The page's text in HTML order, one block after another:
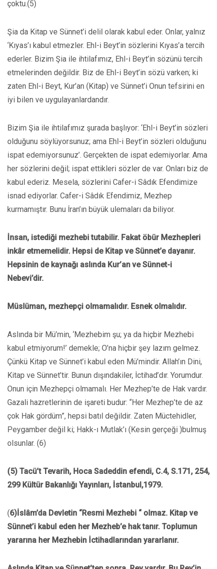
çoktu.(5)
Şia da Kitap ve Sünnet’i delil olarak kabul eder. Onlar, yalnız
‘Kıyas’ı kabul etmezler. Ehl-i Beyt’in sözlerini Kıyas’a tercih
ederler. Bizim Şia ile ihtilafımız, Ehl-i Beyt’in sözünü tercih
etmelerinden değildir. Biz de Ehl-i Beyt’in sözü varken; ki
zaten Ehl-i Beyt, Kur’an (Kitap) ve Sünnet’i Onun tefsirini en
iyi bilen ve uygulayanlardandır.
Bizim Şia ile ihtilafımız şurada başlıyor: ‘Ehl-i Beyt’in sözleri
olduğunu söylüyorsunuz; ama Ehl-i Beyt’in sözleri olduğunu
ispat edemiyorsunuz’. Gerçekten de ispat edemiyorlar. Ama
her sözlerini değil; ispat ettikleri sözler de var. Onları biz de
kabul ederiz. Mesela, sözlerini Cafer-i Sâdık Efendimize
isnad ediyorlar. Cafer-i Sâdık Efendimiz, Mezhep
kurmamıştır. Bunu İran’ın büyük ulemaları da biliyor.
İnsan, istediği mezhebi tutabilir. Fakat öbür Mezhepleri
inkâr etmemelidir. Hepsi de Kitap ve Sünnet’e dayanır.
Hepsinin de kaynağı aslında Kur’an ve Sünnet-i
Nebevi’dir.
Müslüman, mezhepçi olmamalıdır. Esnek olmalıdır.
Aslında bir Mü’min, ‘Mezhebim şu; ya da hiçbir Mezhebi
kabul etmiyorum!’ demekle; O’na hiçbir şey lazım gelmez.
Çünkü Kitap ve Sünnet’i kabul eden Mü’mindir. Allah’ın Dini,
Kitap ve Sünnet’tir. Bunun dışındakiler, İctihad’dır. Yorumdur.
Onun için Mezhepçi olmamalı. Her Mezhep’te de Hak vardır.
Gazali hazretlerinin de işareti budur: “Her Mezhep’te de az
çok Hak gördüm”, hepsi batıl değildir. Zaten Müctehidler,
Peygamber değil ki; Hakk-ı Mutlak’ı (Kesin gerçeği )bulmuş
olsunlar. (6)
(5) Tacü’t Tevarih, Hoca Sadeddin efendi, C.4, S.171, 254,
299 Kültür Bakanlığı Yayınları, İstanbul,1979.
(6)İslâm’da Devletin “Resmi Mezhebi “ olmaz. Kitap ve
Sünnet’i kabul eden her Mezheb’e hak tanır. Toplumun
yararına her Mezhebin İctihadlarından yararlanır.